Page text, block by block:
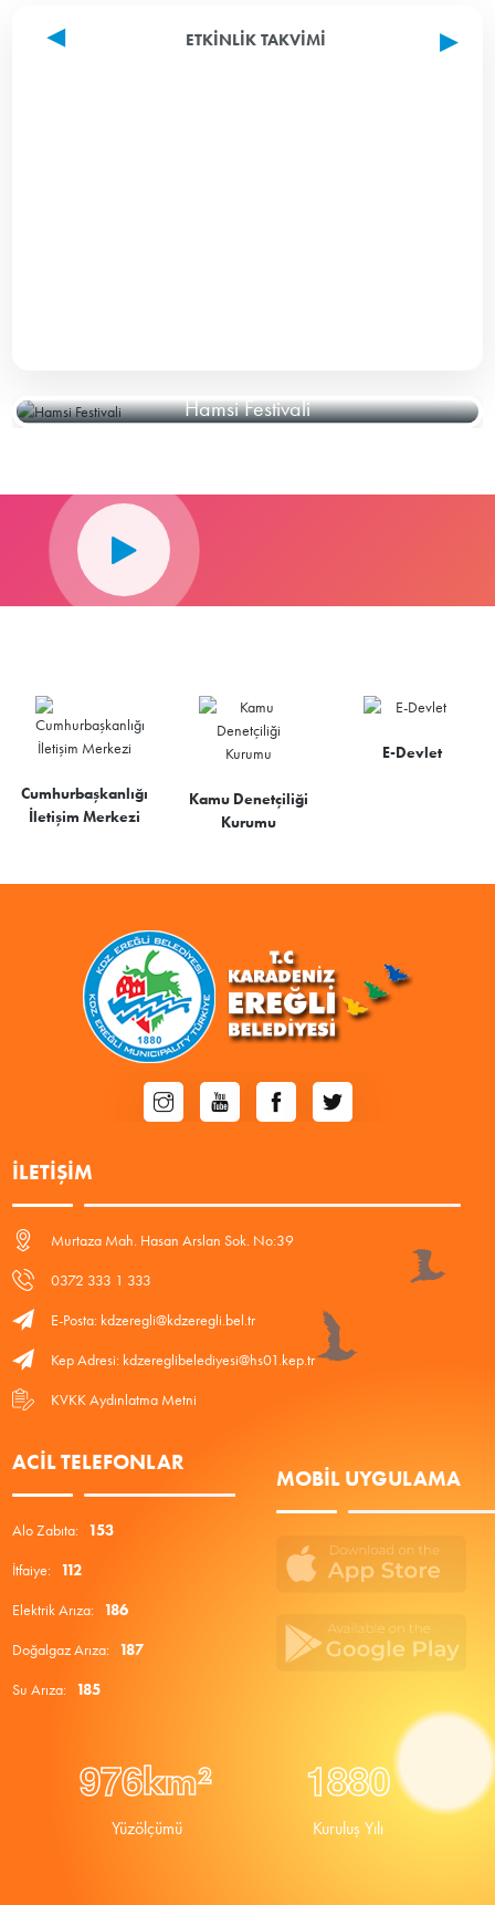
ETKINLIK TAKVIMI
Hamsi Festivali
Cumhurbaşkanlığı
İletişim Merkezi
Kamu Denetçiliği
Kurumu
E-Devlet
İLETIŞIM
Murtaza Mah. Hasan Arslan Sok. No:39
0372 333 1 333
E-Posta: kdzeregli@kdzeregli.bel.tr
Kep Adresi: kdzereglibelediyesi@hs01.kep.tr
KVKK Aydınlatma Metni
ACIL TELEFONLAR
Alo Zabıta: 153
İtfaiye: 112
Elektrik Arıza: 186
Doğalgaz Arıza: 187
Su Arıza: 185
MOBIL UYGULAMA
976km²
Yüzölçümü
1880
Kuruluş Yılı